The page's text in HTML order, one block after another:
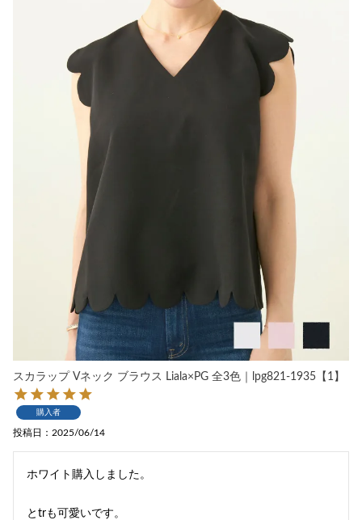
スカラップ Vネック ブラウス Liala×PG 全3色｜lpg821-1935【1】
購入者
投稿日 2025/06/14
ホワイト購入しました。
とtrも可愛いです。